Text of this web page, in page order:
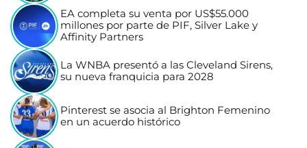
EA completa su venta por US$55.000
millones por parte de PIF, Silver Lake y
Affinity Partners
La WNBA presentó a las Cleveland Sirens,
su nueva franquicia para 2028
Pinterest se asocia al Brighton Femenino
en un acuerdo histórico